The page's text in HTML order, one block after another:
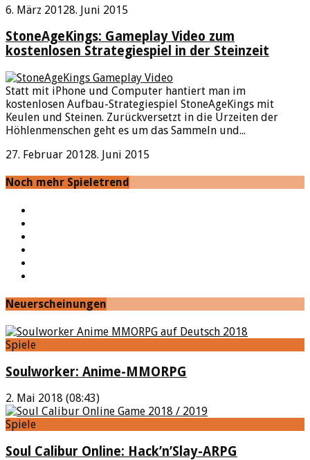
6. März 20128. Juni 2015
StoneAgeKings: Gameplay Video zum
kostenlosen Strategiespiel in der Steinzeit
Statt mit iPhone und Computer hantiert man im
kostenlosen Aufbau-Strategiespiel StoneAgeKings mit
Keulen und Steinen. Zurückversetzt in die Urzeiten der
Höhlenmenschen geht es um das Sammeln und...
27. Februar 20128. Juni 2015
Noch mehr Spieletrend
Neuerscheinungen
Spiele
Soulworker: Anime-MMORPG
2. Mai 2018 (08:43)
Spiele
Soul Calibur Online: Hack’n’Slay-ARPG